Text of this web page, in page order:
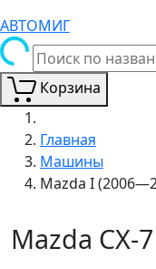
АВТОМИГ
Корзина
Главная
Машины
Mazda I
Mazda CX-